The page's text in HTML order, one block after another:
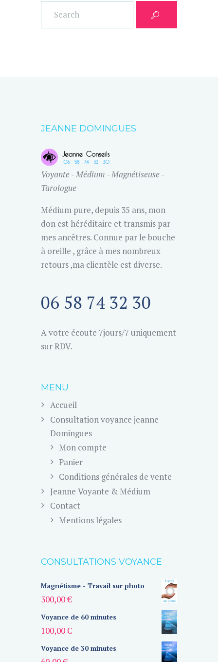
JEANNE DOMINGUES
Voyante - Médium - Magnétiseuse -
Tarologue
Médium pure, depuis 35 ans, mon
don est héréditaire et transmis par
mes ancêtres. Connue par le bouche
à oreille , grâce à mes nombreux
retours ,ma clientèle est diverse.
06 58 74 32 30
A votre écoute 7jours/7 uniquement
sur RDV.
MENU
Accueil
Consultation voyance jeanne
Domingues
Mon compte
Panier
Conditions générales de vente
Jeanne Voyante & Médium
Contact
Mentions légales
CONSULTATIONS VOYANCE
Magnétisme - Travail sur photo
300,00€
Voyance de 60 minutes
100,00€
Voyance de 30 minutes